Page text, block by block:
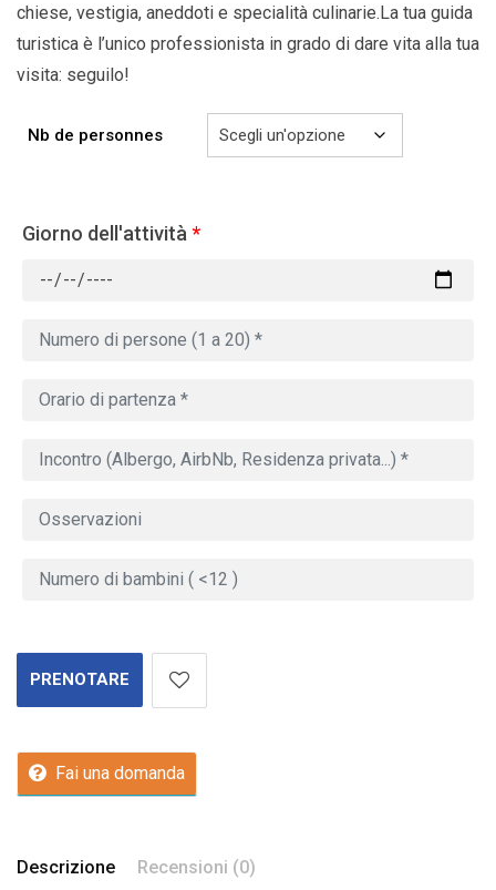
chiese, vestigia, aneddoti e specialità culinarie.La tua guida
turistica è l’unico professionista in grado di dare vita alla tua
visita: seguilo!
Nb de personnes
Giorno dell'attività *
PRENOTARE
Fai una domanda
Descrizione Recensioni (0)